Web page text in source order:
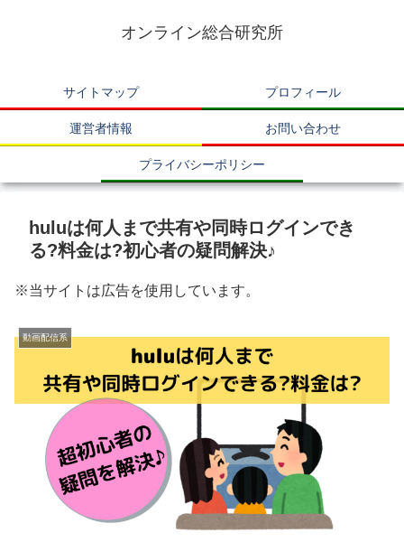
オンライン総合研究所
サイトマップ プロフィール
運営者情報 お問い合わせ
プライバシーポリシー
huluは何人まで共有や同時ログインでき
る?料金は?初心者の疑問解決♪
※当サイトは広告を使用しています。
動画配信系